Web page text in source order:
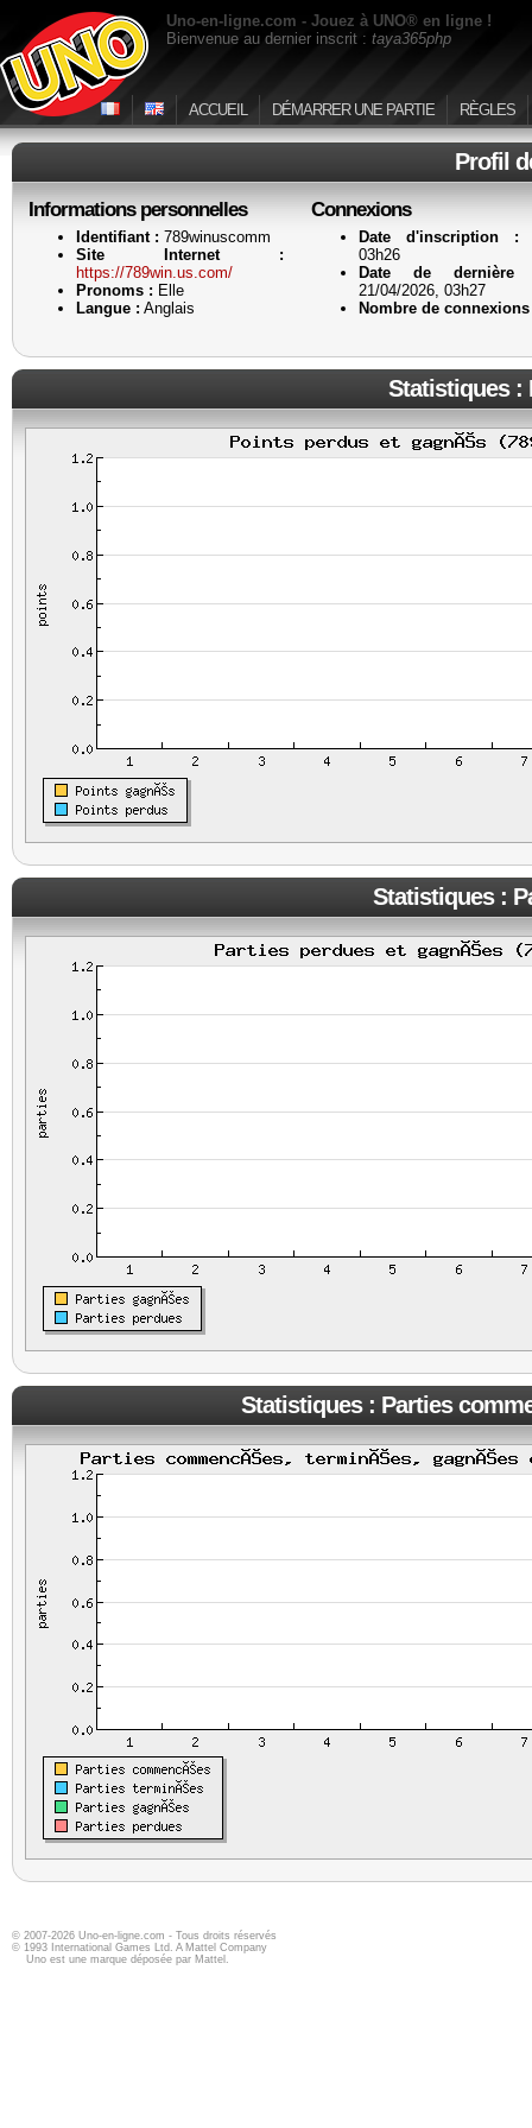
Uno-en-ligne.com - Jouez à UNO® en ligne !
Bienvenue au dernier inscrit : taya365php
ACCUEIL DÉMARRER UNE PARTIE RÈGLES
Profil
Informations personnelles
Identifiant : 789winuscomm
Site Internet :
https://789win.us.com/
Pronoms : Elle
Langue : Anglais
Connexions
Date d'inscription :
03h26
Date de dernière
21/04/2026, 03h27
Nombre de
Statistiques :
Statistiques :
Statistiques : Parties
© 2007-2026 Uno-en-ligne.com - Tous droits réservés
© 1993 International Games Ltd. A Mattel Company
Uno est une marque déposée par Mattel.